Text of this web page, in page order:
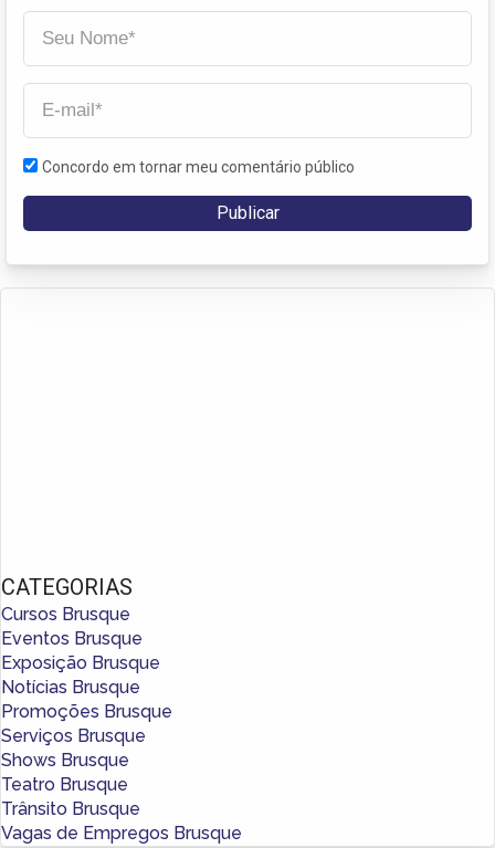
Concordo em tornar meu comentário público
CATEGORIAS
Cursos Brusque
Eventos Brusque
Exposição Brusque
Notícias Brusque
Promoções Brusque
Serviços Brusque
Shows Brusque
Teatro Brusque
Trânsito Brusque
Vagas de Empregos Brusque